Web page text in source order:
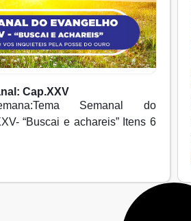
Cap.XXV
Semanal do
“Buscai e achareis” Itens 6